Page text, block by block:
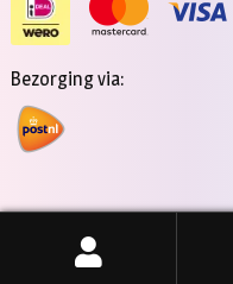
Bezorging via:
Copyright
ZOEKEN